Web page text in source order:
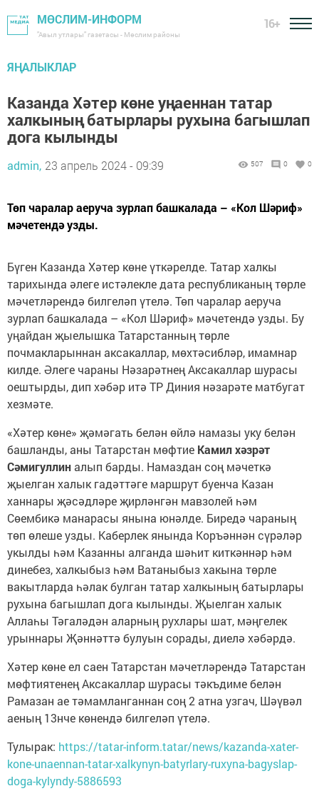
МӨСЛИМ-ИНФОРМ
"Авыл утлары" газетасы - Мөслим районы
16+
ЯҢАЛЫКЛАР
Казанда Хәтер көне уңаеннан татар
халкының батырлары рухына багышлап
дога кылынды
admin, 23 апрель 2024 - 09:39 507 0 0
Төп чаралар аеруча зурлап башкалада – «Кол Шәриф»
мәчетендә узды.
Бүген Казанда Хәтер көне үткәрелде. Татар халкы
тарихында әлеге истәлекле дата республиканың төрле
мәчетләрендә билгеләп үтелә. Төп чаралар аеруча
зурлап башкалада – «Кол Шәриф» мәчетендә узды. Бу
уңайдан җыелышка Татарстанның төрле
почмакларыннан аксакаллар, мөхтәсибләр, имамнар
килде. Әлеге чараны Нәзарәтнең Аксакаллар шурасы
оештырды, дип хәбәр итә ТР Диния нәзарәте матбугат
хезмәте.
«Хәтер көне» җәмәгать белән өйлә намазы уку белән
башланды, аны Татарстан мөфтие Камил хәзрәт
Сәмигуллиналып барды. Намаздан соң мәчеткә
җыелган халык гадәттәге маршрут буенча Казан
ханнары җәсәдләре җирләнгән мавзолей һәм
Сөембикә манарасы янына юнәлде. Биредә чараның
төп өлеше узды. Каберлек янында Коръәннән сүрәләр
укылды һәм Казанны алганда шәһит киткәннәр һәм
динебез, халкыбыз һәм Ватаныбыз хакына төрле
вакытларда һәлак булган татар халкының батырлары
рухына багышлап дога кылынды. Җыелган халык
Аллаһы Тәгаләдән аларның рухлары шат, мәңгелек
урыннары Җәннәттә булуын сорады, диелә хәбәрдә.
Хәтер көне ел саен Татарстан мәчетләрендә Татарстан
мөфтиятенең Аксакаллар шурасы тәкъдиме белән
Рамазан ае тәмамланганнан соң 2 атна узгач, Шәүвәл
аеның 13нче көнендә билгеләп үтелә.
Тулырак: https://tatar-inform.tatar/news/kazanda-xater-
kone-unaennan-tatar-xalkynyn-batyrlary-ruxyna-bagyslap-
doga-kylyndy-5886593